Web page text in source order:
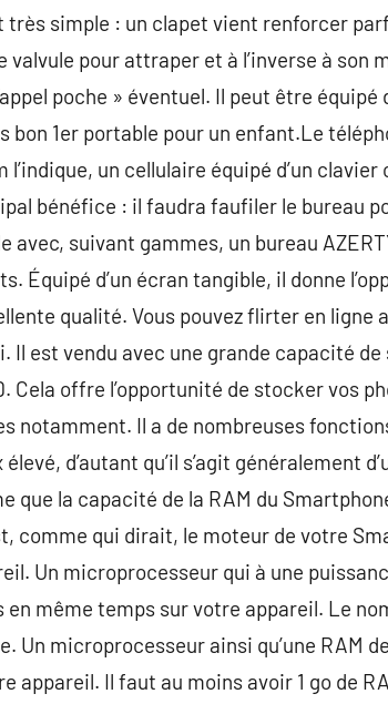
simple : un clapet vient renforcer
valvule pour attraper et à l’inverse à son
poche » éventuel. Il peut être
bon 1er portable pour un enfant.Le
l’indique, un cellulaire équipé d’un
bénéfice : il faudra faufiler le bureau
avec, suivant gammes, un bureau
Équipé d’un écran tangible, il donne
qualité. Vous pouvez flirter en
Il est vendu avec une grande capacité
Cela offre l’opportunité de stocker vos
notamment. Il a de nombreuses
d’autant qu’il s’agit généralement
que la capacité de la RAM du
comme qui dirait, le moteur de votre
Un microprocesseur qui à une
même temps sur votre appareil. Le
Un microprocesseur ainsi qu’une RAM
appareil. Il faut au moins avoir 1 go de